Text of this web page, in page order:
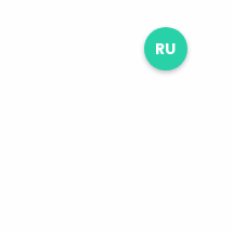
RU